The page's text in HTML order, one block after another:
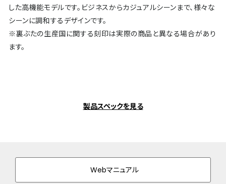
した高機能モデルです。ビジネスからカジュアルシーンまで、様々な
シーンに調和するデザインです。
※裏ぶたの生産国に関する刻印は実際の商品と異なる場合があり
ます。
製品スペックを見る
Webマニュアル